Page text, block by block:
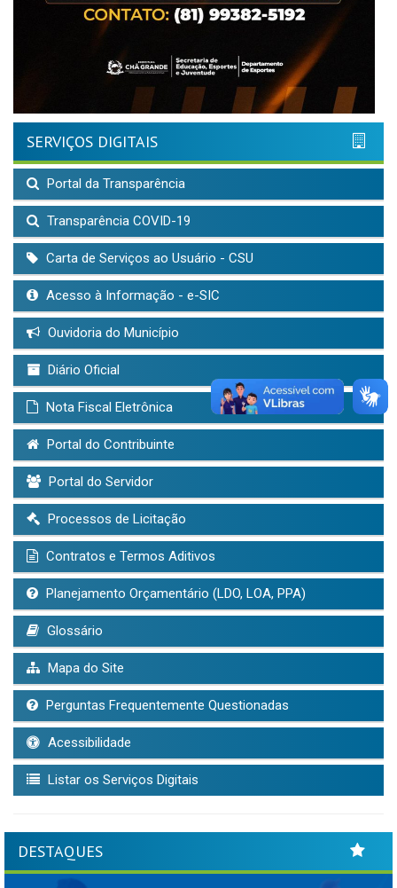
SERVIÇOS DIGITAIS
Portal da Transparência
Transparência COVID-19
Carta de Serviços ao Usuário - CSU
Acesso à Informação - e-SIC
Ouvidoria do Município
Diário Oficial
Nota Fiscal Eletrônica
Portal do Contribuinte
Portal do Servidor
Processos de Licitação
Contratos e Termos Aditivos
Planejamento Orçamentário (LDO, LOA, PPA)
Glossário
Mapa do Site
Perguntas Frequentemente Questionadas
Acessibilidade
Listar os Serviços Digitais
DESTAQUES